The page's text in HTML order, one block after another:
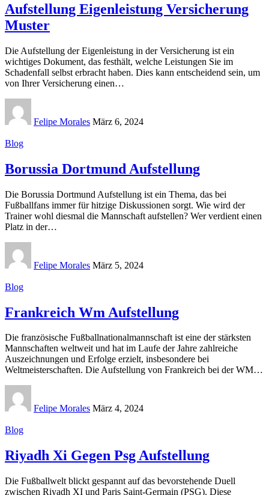
Aufstellung Eigenleistung Versicherung
Muster
Die Aufstellung der Eigenleistung in der Versicherung ist ein
wichtiges Dokument, das festhält, welche Leistungen Sie im
Schadenfall selbst erbracht haben. Dies kann entscheidend sein, um
von Ihrer Versicherung einen…
Felipe Morales März 6, 2024
Blog
Borussia Dortmund Aufstellung
Die Borussia Dortmund Aufstellung ist ein Thema, das bei
Fußballfans immer für hitzige Diskussionen sorgt. Wie wird der
Trainer wohl diesmal die Mannschaft aufstellen? Wer verdient einen
Platz in der…
Felipe Morales März 5, 2024
Blog
Frankreich Wm Aufstellung
Die französische Fußballnationalmannschaft ist eine der stärksten
Mannschaften weltweit und hat im Laufe der Jahre zahlreiche
Auszeichnungen und Erfolge erzielt, insbesondere bei
Weltmeisterschaften. Die Aufstellung von Frankreich bei der WM…
Felipe Morales März 4, 2024
Blog
Riyadh Xi Gegen Psg Aufstellung
Die Fußballwelt blickt gespannt auf das bevorstehende Duell
zwischen Riyadh XI und Paris Saint-Germain (PSG). Diese